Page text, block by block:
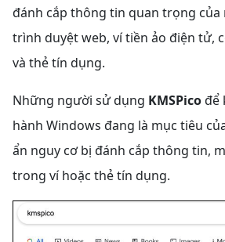
đánh cắp thông tin quan trọng
trình duyệt web, ví tiền ảo điện tử,
và thẻ tín dụng.
Những người sử dụng KMSPicođể
hành Windows đang là mục tiêu
ẩn nguy cơ bị đánh cắp thông tin,
trong ví hoặc thẻ tín dụng.